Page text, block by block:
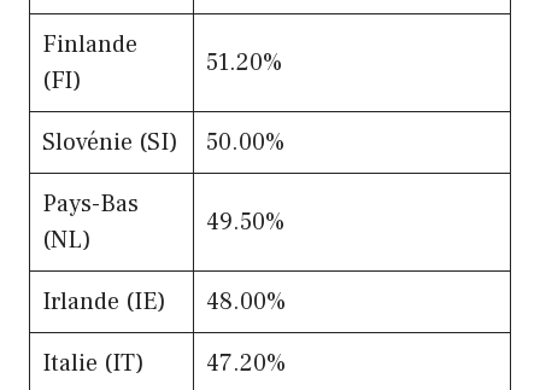
Finlande
(FI)
51.20%
Slovénie (SI)
50.00%
Pays-Bas
(NL)
49.50%
Irlande (IE)
48.00%
Italie (IT)
47.20%